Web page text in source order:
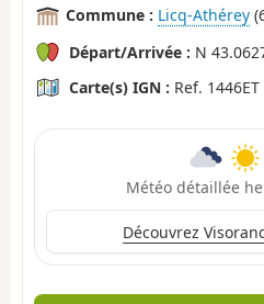
Commune : Licq-Athérey
Départ/Arrivée : N
Carte(s) IGN : Ref. 1446ET
Météo détaillée
Découvrez